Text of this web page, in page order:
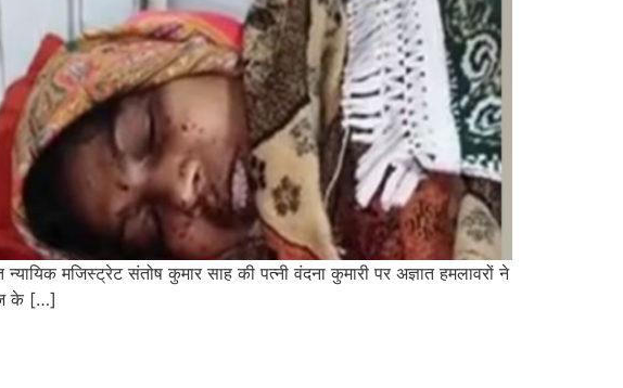
मजिस्ट्रेट संतोष कुमार साह की पत्नी वंदना कुमारी पर अज्ञात हमलावरों ने
के […]